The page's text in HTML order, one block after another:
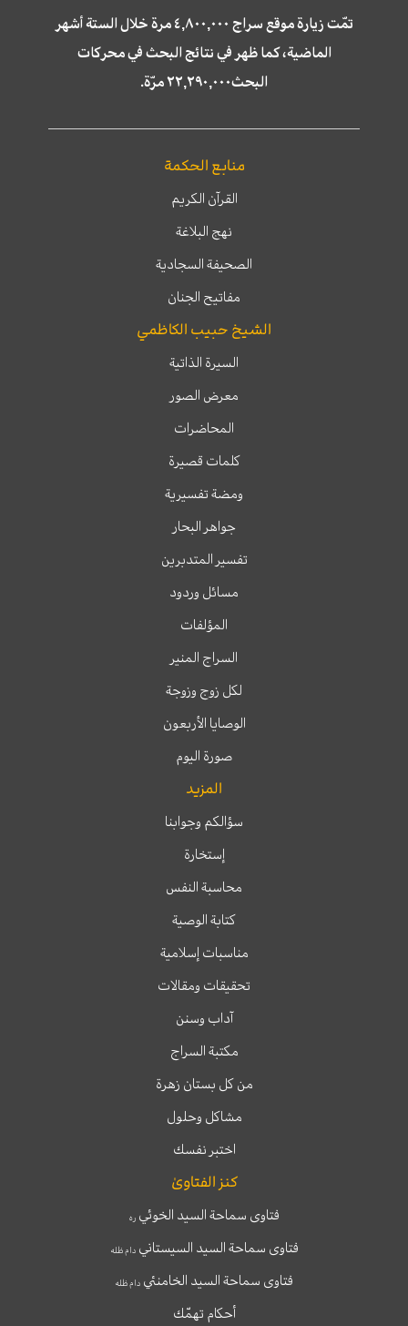
تمّت زيارة موقع سراج ٤,٨٠٠,٠٠٠ مرة خلال الستة أشهر
الماضية، كما ظهر في نتائج البحث في محركات
البحث٢٢,٢٩٠,٠٠٠ مرّة.
منابع الحكمة
القرآن الكريم
نهج البلاغة
الصحيفة السجادية
مفاتيح الجنان
الشيخ حبيب الكاظمي
السيرة الذاتية
معرض الصور
المحاضرات
كلمات قصيرة
ومضة تفسيرية
جواهر البحار
تفسير المتدبرين
مسائل وردود
المؤلفات
السراج المنير
لكل زوج وزوجة
الوصايا الأربعون
صورة اليوم
المزيد
سؤالكم وجوابنا
إستخارة
محاسبة النفس
كتابة الوصية
مناسبات إسلامية
تحقيقات ومقالات
آداب وسنن
مكتبة السراج
من كل بستان زهرة
مشاكل وحلول
اختبر نفسك
كنز الفتاوىٰ
فتاوى سماحة السيد الخوئيره
فتاوى سماحة السيد السيستانيدام ظله
فتاوى سماحة السيد الخامنئي دام ظله
أحكام تهمّك